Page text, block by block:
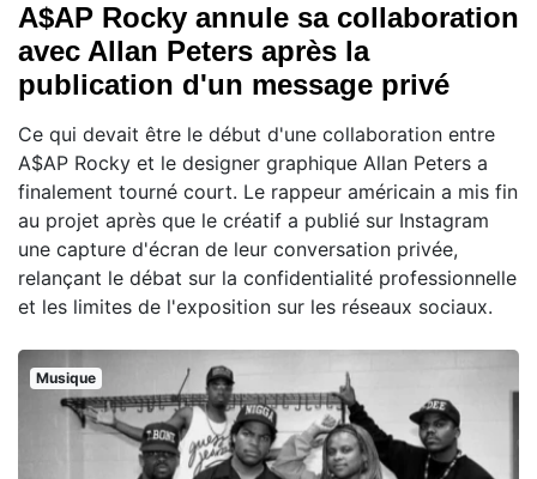
A$AP Rocky annule sa collaboration
avec Allan Peters après la
publication d'un message privé
Ce qui devait être le début d'une collaboration entre
A$AP Rocky et le designer graphique Allan Peters a
finalement tourné court. Le rappeur américain a mis fin
au projet après que le créatif a publié sur Instagram
une capture d'écran de leur conversation privée,
relançant le débat sur la confidentialité professionnelle
et les limites de l'exposition sur les réseaux sociaux.
Musique